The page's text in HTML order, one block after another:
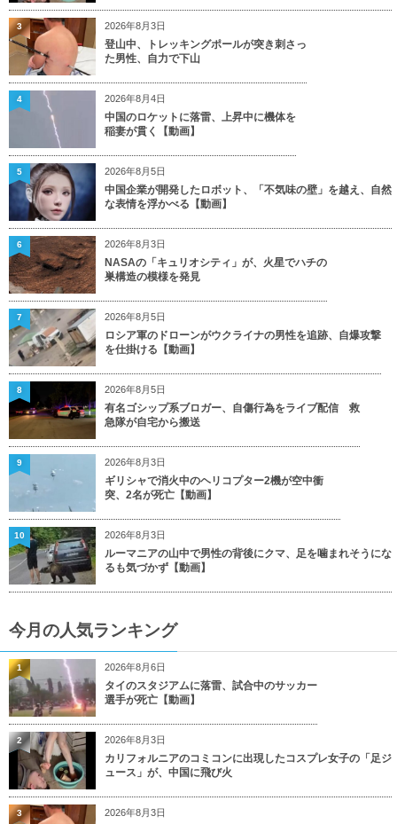
2026年8月3日
登山中、トレッキングポールが突き刺さっ
た男性、自力で下山
3
2026年8月4日
中国のロケットに落雷、上昇中に機体を
稲妻が貫く【動画】
4
2026年8月5日
中国企業が開発したロボット、「不気味の壁」を越え、自然
な表情を浮かべる【動画】
5
2026年8月3日
NASAの「キュリオシティ」が、火星でハチの
巣構造の模様を発見
6
2026年8月5日
ロシア軍のドローンがウクライナの男性を追跡、自爆攻撃
を仕掛ける【動画】
7
2026年8月5日
有名ゴシップ系ブロガー、自傷行為をライブ配信 救
急隊が自宅から搬送
8
2026年8月3日
ギリシャで消火中のヘリコプター2機が空中衝
突、2名が死亡【動画】
9
2026年8月3日
ルーマニアの山中で男性の背後にクマ、足を噛まれそうにな
るも気づかず【動画】
10
今月の人気ランキング
2026年8月6日
タイのスタジアムに落雷、試合中のサッカー
選手が死亡【動画】
1
2026年8月3日
カリフォルニアのコミコンに出現したコスプレ女子の「足ジ
ュース」が、中国に飛び火
2
2026年8月3日
3